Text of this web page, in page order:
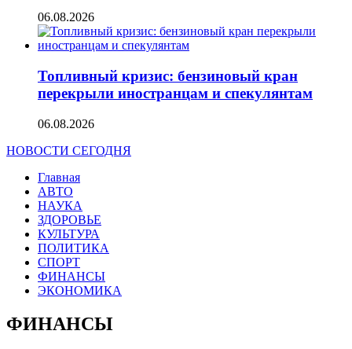
06.08.2026
Топливный кризис: бензиновый кран
перекрыли иностранцам и спекулянтам
06.08.2026
НОВОСТИ СЕГОДНЯ
Главная
АВТО
НАУКА
ЗДОРОВЬЕ
КУЛЬТУРА
ПОЛИТИКА
СПОРТ
ФИНАНСЫ
ЭКОНОМИКА
ФИНАНСЫ